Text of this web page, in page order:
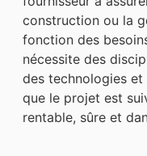
construction ou la
fonction des
nécessite des
des technologies
que le projet est
rentable, sûre et